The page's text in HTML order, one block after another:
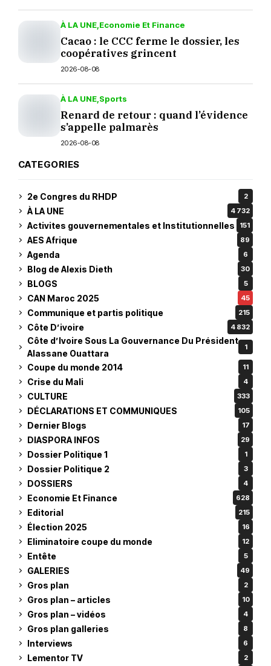
À LA UNE Economie Et Finance
Cacao : le CCC ferme le dossier, les
coopératives grincent
2026-08-08
À LA UNE Sports
Renard de retour : quand l’évidence
s’appelle palmarès
2026-08-08
CATEGORIES
2e Congres du RHDP 2
À LA UNE 4 732
Activites gouvernementales et Institutionnelles 151
AES Afrique 89
Agenda 6
Blog de Alexis Dieth 30
BLOGS 5
CAN Maroc 2025 45
Communique et partis politique 215
Côte D’ivoire 4 832
Côte d’Ivoire Sous La Gouvernance Du Président
Alassane Ouattara
1
Coupe du monde 2014 11
Crise du Mali 4
CULTURE 333
DÉCLARATIONS ET COMMUNIQUES 105
Dernier Blogs 17
DIASPORA INFOS 29
Dossier Politique 1 1
Dossier Politique 2 3
DOSSIERS 4
Economie Et Finance 628
Editorial 215
Élection 2025 16
Eliminatoire coupe du monde 12
Entête 5
GALERIES 49
Gros plan 2
Gros plan – articles 10
Gros plan – vidéos 4
Gros plan galleries 8
Interviews 6
Lementor TV 2